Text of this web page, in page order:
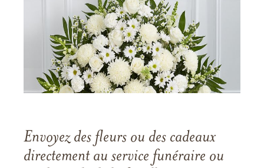
Envoyez des fleurs ou des cadeaux
directement au service funéraire ou